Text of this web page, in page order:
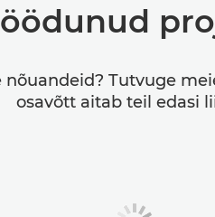
Tutvuge
osavõtt aitab teil edasi